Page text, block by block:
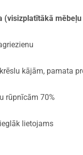
(visizplatītākā
kājām, pamata
rūpnīcām 70%
lietojams